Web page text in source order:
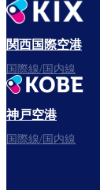
関西国際空港
国際線/国内線
神戸空港
国際線/国内線